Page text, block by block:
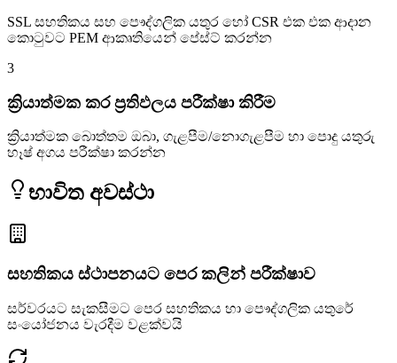
SSL සහතිකය සහ පෞද්ගලික යතුර හෝ CSR එක එක ආදාන
කොටුවට PEM ආකෘතියෙන් පේස්ට් කරන්න
3
ක්‍රියාත්මක කර ප්‍රතිඵලය පරීක්ෂා කිරීම
ක්‍රියාත්මක බොත්තම ඔබා, ගැළපීම/නොගැළපීම හා පොදු යතුරු
හෑෂ් අගය පරීක්ෂා කරන්න
භාවිත අවස්ථා
සහතිකය ස්ථාපනයට පෙර කලින් පරීක්ෂාව
සර්වරයට සැකසීමට පෙර සහතිකය හා පෞද්ගලික යතුරේ
සංයෝජනය වැරදීම වළක්වයි